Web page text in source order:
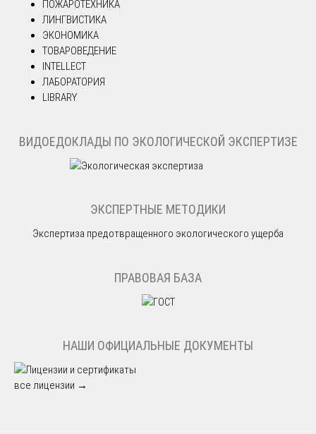
ПОЖАРОТЕХНИКА
ЛИНГВИСТИКА
ЭКОНОМИКА
ТОВАРОВЕДЕНИЕ
INTELLECT
ЛАБОРАТОРИЯ
LIBRARY
ВИДОЕДОКЛАДЫ ПО ЭКОЛОГИЧЕСКОЙ ЭКСПЕРТИЗЕ
ЭКСПЕРТНЫЕ МЕТОДИКИ
Экспертиза предотвращенного экологического ущерба
ПРАВОВАЯ БАЗА
НАШИ ОФИЦИАЛЬНЫЕ ДОКУМЕНТЫ
все лицензии →